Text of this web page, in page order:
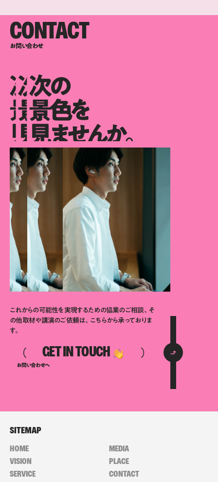
CONTACT
お問い合わせ
次の
景色を
見ませんか。
次の
景色を
見ませんか。
次の
景色を
見ませんか。
次の景色を見ませんか。
これからの可能性を実現するための協業のご相談、そ
の他取材や講演のご依頼は、こちらから承っておりま
す。
GET IN TOUCH
お問い合わせへ
SITEMAP
HOME
VISION
SERVICE
MEDIA
PLACE
CONTACT